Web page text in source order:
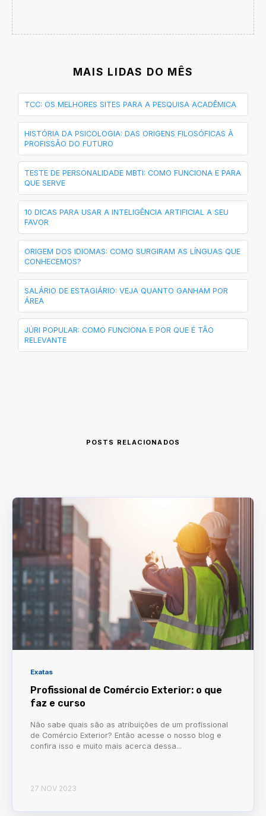
MAIS LIDAS DO MÊS
TCC: OS MELHORES SITES PARA A PESQUISA ACADÊMICA
HISTÓRIA DA PSICOLOGIA: DAS ORIGENS FILOSÓFICAS À
PROFISSÃO DO FUTURO
TESTE DE PERSONALIDADE MBTI: COMO FUNCIONA E PARA
QUE SERVE
10 DICAS PARA USAR A INTELIGÊNCIA ARTIFICIAL A SEU
FAVOR
ORIGEM DOS IDIOMAS: COMO SURGIRAM AS LÍNGUAS QUE
CONHECEMOS?
SALÁRIO DE ESTAGIÁRIO: VEJA QUANTO GANHAM POR
ÁREA
JÚRI POPULAR: COMO FUNCIONA E POR QUE É TÃO
RELEVANTE
POSTS RELACIONADOS
Exatas
Profissional de Comércio Exterior: o que
faz e curso
Não sabe quais são as atribuições de um profissional
de Comércio Exterior? Então acesse o nosso blog e
confira isso e muito mais acerca dessa...
27 NOV 2023